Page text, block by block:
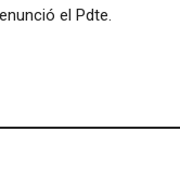
el Pdte.